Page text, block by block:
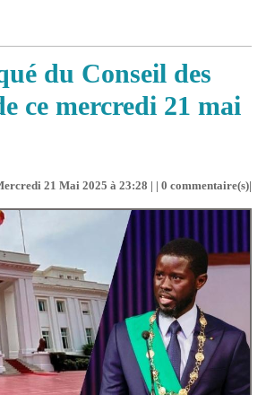
du Conseil des
ce mercredi 21 mai
21 Mai 2025 à 23:28 | | 0 commentaire(s)|